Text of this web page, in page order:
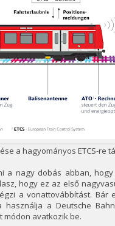
a hagyományos ETCS-re
a nagy dobás abban,
hogy ez az első
a vonattovábbítást.
a Deutsche
avatkozik be.